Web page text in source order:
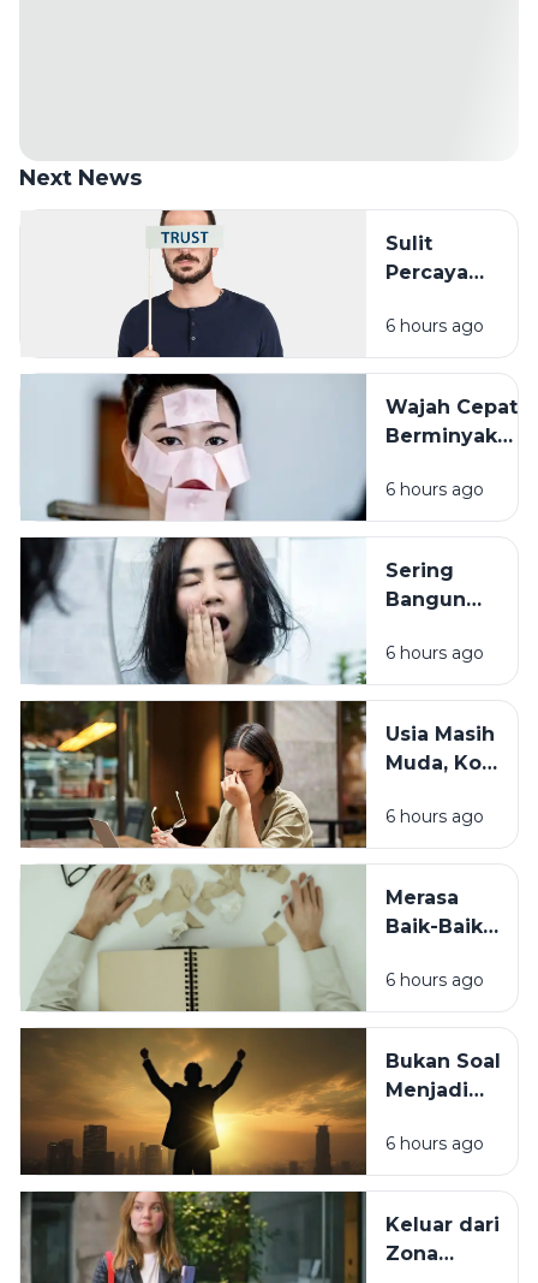
Next News
Sulit
Percaya
Pengalaman
Masa Lalu
Punya Peran
6 hours ago
Wajah Cepat
Berminyak
Karena
Cuaca, Ini
Kemungkinan
Penyebabnya
6 hours ago
Sering
Bangun
Wajah
Kusam?
Periksa 7
Kebiasaan
Tidur Ini
6 hours ago
Usia Masih
Muda, Kok
Cepat
Capek? Ini
yang
Sering
6 hours ago
Merasa
Baik-Baik
Tanda
Tubuh
Sedang
Minta
6 hours ago
Bukan Soal
Menjadi
Ini Cara
Berubah
Kehilangan
Diri Sendiri
6 hours ago
Keluar dari
Zona